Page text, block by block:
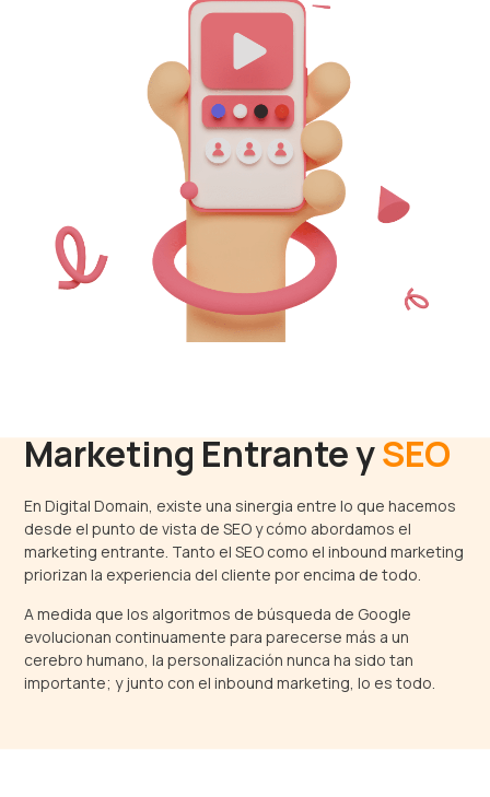
Marketing Entrante ySEO
En Digital Domain, existe una sinergia entre lo que hacemos
desde el punto de vista de SEO y cómo abordamos el
marketing entrante. Tanto el SEO como el inbound marketing
priorizan la experiencia del cliente por encima de todo.
A medida que los algoritmos de búsqueda de Google
evolucionan continuamente para parecerse más a un
cerebro humano, la personalización nunca ha sido tan
importante; y junto con el inbound marketing, lo es todo.